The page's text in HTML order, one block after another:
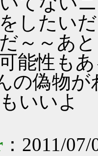
したい
～～あ
能性も
の偽物
いいよ
：2011/